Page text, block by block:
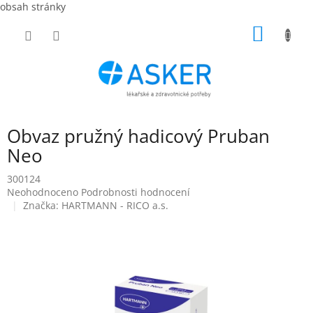
obsah stránky
Obvaz pružný hadicový Pruban
Neo
300124
Průměrné
hodnocení
Neohodnoceno Podrobnosti hodnocení
Značka: HARTMANN - RICO a.s.